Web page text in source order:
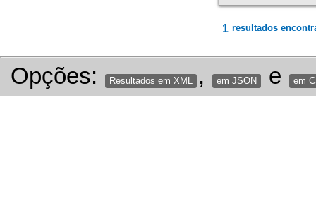
1 resultados
Opções: Resultados em XML , em JSON e em